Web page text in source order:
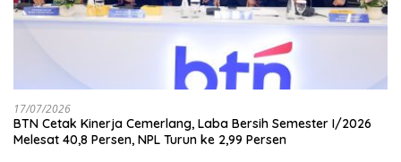
17/07/2026
BTN Cetak Kinerja Cemerlang, Laba Bersih Semester I/2026
Melesat 40,8 Persen, NPL Turun ke 2,99 Persen